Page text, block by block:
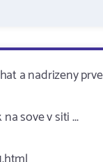
a nadrizeny
sove v siti ...